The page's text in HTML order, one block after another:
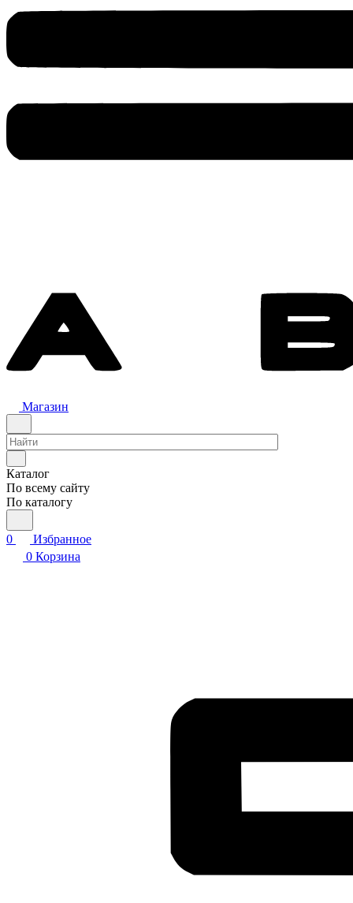
Магазин
Каталог
По всему сайту
По каталогу
0
Избранное
0 Корзина